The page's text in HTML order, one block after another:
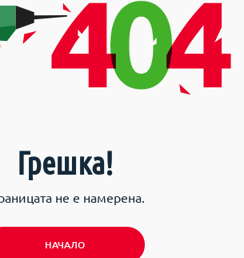
Грешка!
не е намерена.
НАЧАЛО